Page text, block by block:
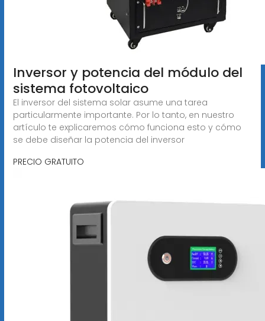
Inversor y potencia del módulo del
sistema fotovoltaico
El inversor del sistema solar asume una tarea
particularmente importante. Por lo tanto, en nuestro
artículo te explicaremos cómo funciona esto y cómo
se debe diseñar la potencia del inversor
PRECIO GRATUITO